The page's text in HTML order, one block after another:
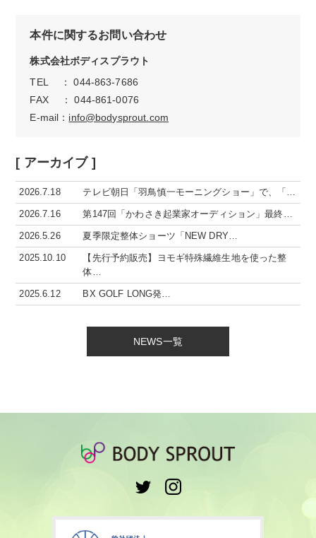
本件に関するお問い合わせ
株式会社ボディスプラウト
TEL ： 044-863-7686
FAX ： 044-861-0076
E-mail： info@bodysprout.com
[ アーカイブ ]
2026.7.18 テレビ朝日「羽鳥慎一モーニングショー」で、「…
2026.7.16 第147回「かわさき起業家オーディション」最終…
2026.5.26 夏季限定整体ショーツ「NEW DRY…
2025.10.10
【先行予約販売】ヨモギ特殊繊維生地を使った整
体…
2025.6.12 BX GOLF LONG発…
NEWS一覧